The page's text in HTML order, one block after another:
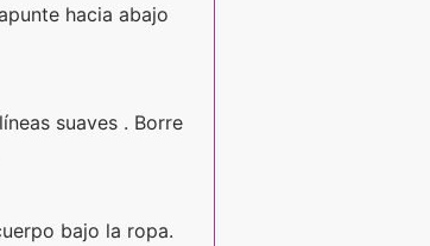
hacia abajo
suaves . Borre
bajo la ropa.